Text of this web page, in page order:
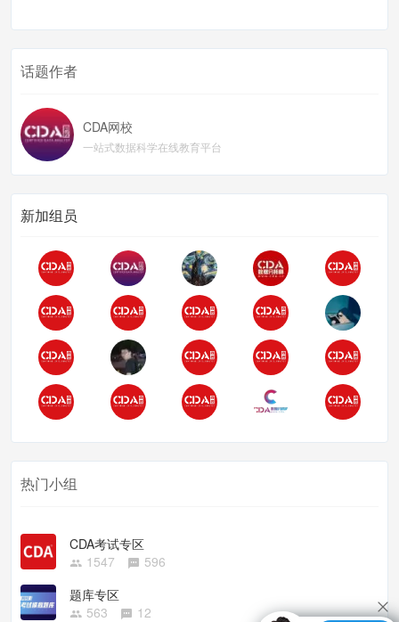
话题作者
CDA网校
一站式数据科学在线教育平台
新加组员
热门小组
CDA考试专区
1547
596
题库专区
563
12